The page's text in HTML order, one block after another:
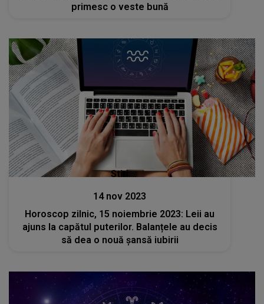
primesc o veste bună
Stiri
14 nov 2023
Horoscop zilnic, 15 noiembrie 2023: Leii au
ajuns la capătul puterilor. Balanțele au decis
să dea o nouă șansă iubirii